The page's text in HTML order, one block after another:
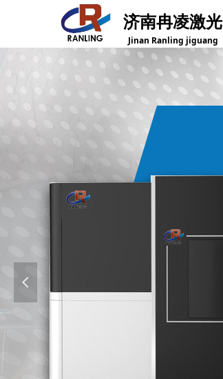
济南冉凌激光
Jinan Ranling jiguang
넳